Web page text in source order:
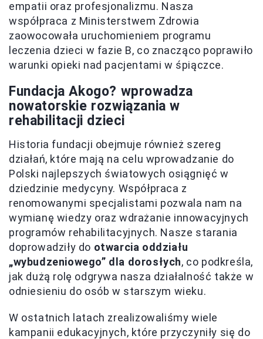
empatii oraz profesjonalizmu. Nasza
współpraca z Ministerstwem Zdrowia
zaowocowała uruchomieniem programu
leczenia dzieci w fazie B, co znacząco poprawiło
warunki opieki nad pacjentami w śpiączce.
Fundacja Akogo? wprowadza
nowatorskie rozwiązania w
rehabilitacji dzieci
Historia fundacji obejmuje również szereg
działań, które mają na celu wprowadzanie do
Polski najlepszych światowych osiągnięć w
dziedzinie medycyny. Współpraca z
renomowanymi specjalistami pozwala nam na
wymianę wiedzy oraz wdrażanie innowacyjnych
programów rehabilitacyjnych. Nasze starania
doprowadziły do otwarcia oddziału
„wybudzeniowego” dla dorosłych, co podkreśla,
jak dużą rolę odgrywa nasza działalność także w
odniesieniu do osób w starszym wieku.
W ostatnich latach zrealizowaliśmy wiele
kampanii edukacyjnych, które przyczyniły się do